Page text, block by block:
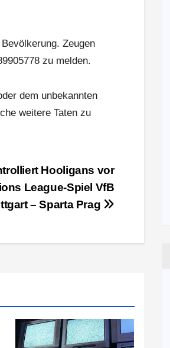
Zeugen
zu melden.
dem unbekannten
weitere Taten zu
Hooligans vor
League-Spiel VfB
– Sparta Prag